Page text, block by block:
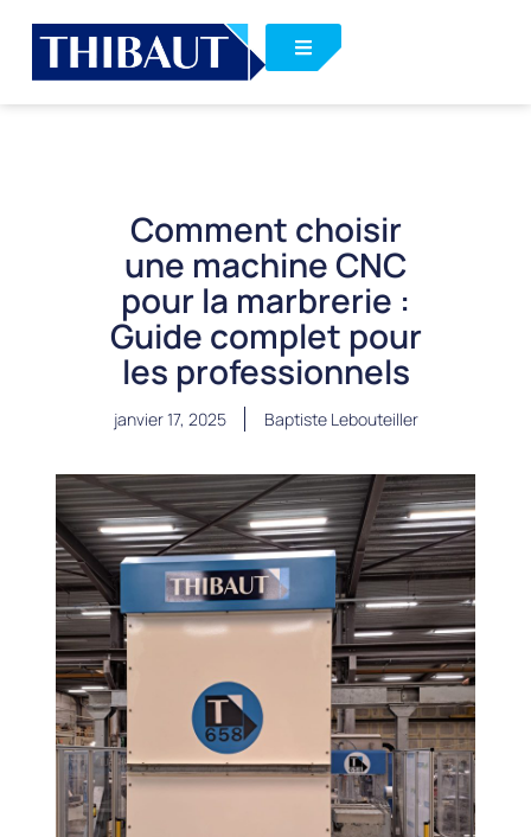
Comment choisir
une machine CNC
pour la marbrerie :
Guide complet pour
les professionnels
janvier 17, 2025 Baptiste Lebouteiller